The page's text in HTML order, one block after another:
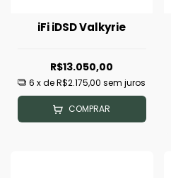
iFi iDSD Valkyrie
R$13.050,00
6 x deR$2.175,00 sem juros
COMPRAR